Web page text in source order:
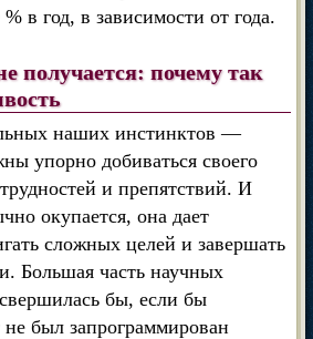
в год, в зависимости от года.
получается: почему так
наших инстинктов —
упорно добиваться своего
и препятствий. И
окупается, она дает
сложных целей и завершать
Большая часть научных
бы, если бы
не был запрограммирован